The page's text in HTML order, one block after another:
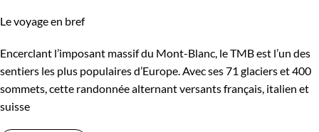
Le voyage en bref
Encerclant l’imposant massif du Mont-Blanc, le TMB est l’un des
sentiers les plus populaires d’Europe. Avec ses 71 glaciers et 400
sommets, cette randonnée alternant versants français, italien et
suisse